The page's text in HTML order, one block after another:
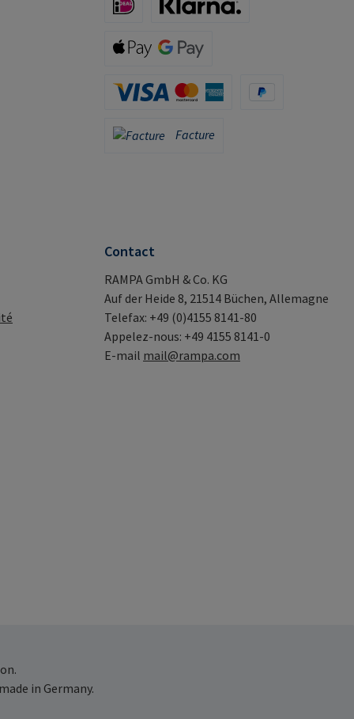
Facture
Facture
Contact
RAMPA GmbH & Co. KG
Auf der Heide 8, 21514 Büchen, Allemagne
Telefax: +49 (0)4155 8141-80
Appelez-nous: +49 4155 8141-0
E-mail mail@rampa.com
in Germany.